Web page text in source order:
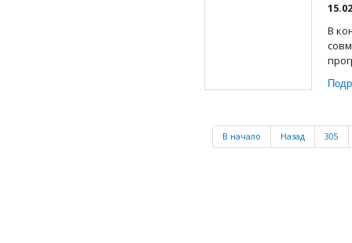
В
В начало Назад 305